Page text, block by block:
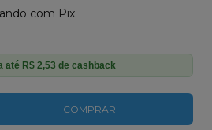
com Pix
até R$ 2,53 de cashback